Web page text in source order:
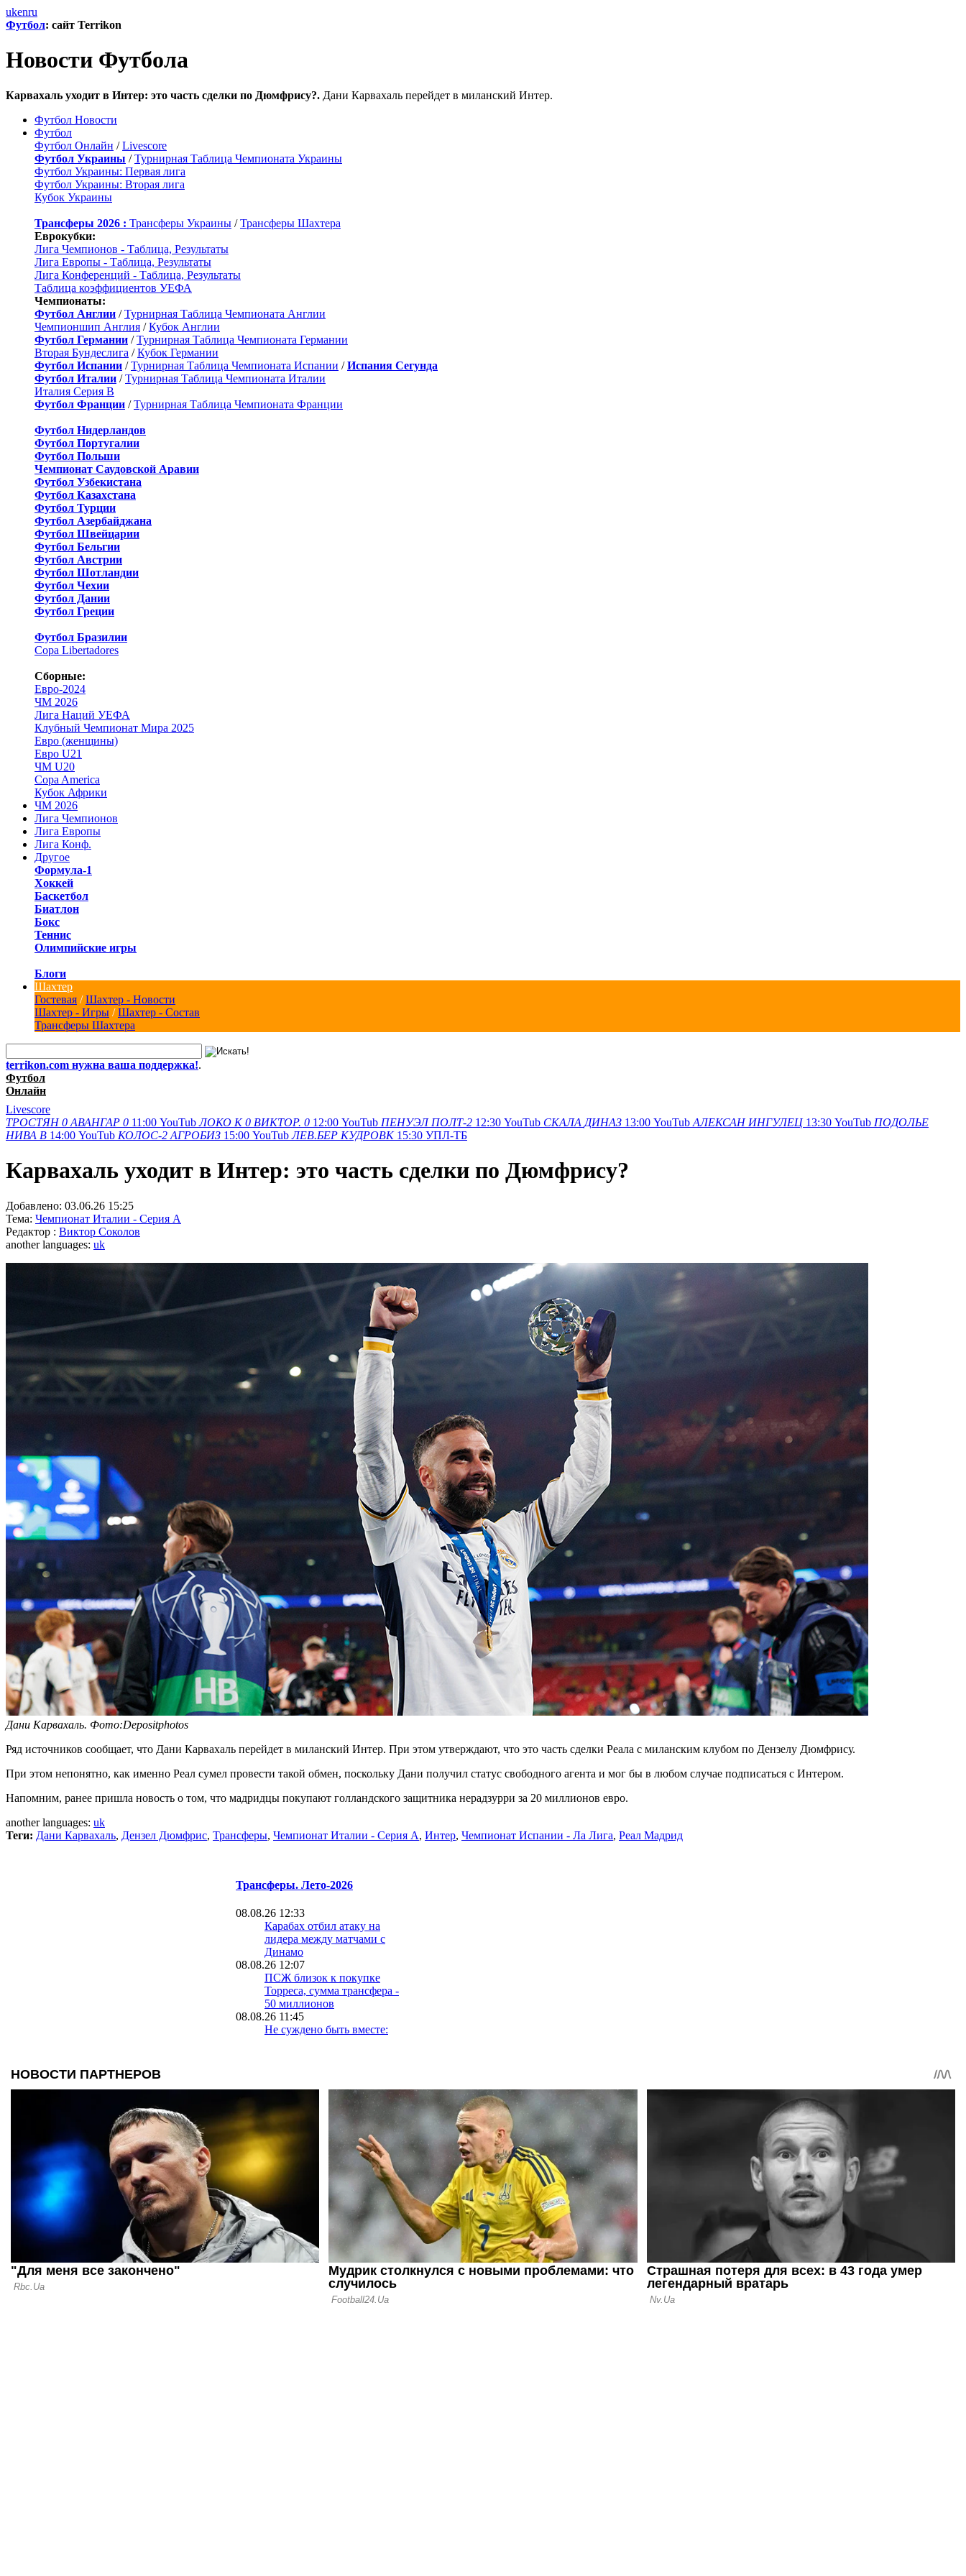
ukenru
Футбол: сайт Terrikon
Новости Футбола
Карвахаль уходит в Интер: это часть сделки по Дюмфрису?. Дани Карвахаль перейдет в миланский Интер.
Футбол Новости
Футбол
Футбол Онлайн /Livescore
Футбол Украины /Турнирная Таблица Чемпионата Украины
Футбол Украины: Первая лига
Футбол Украины: Вторая лига
Кубок Украины
Трансферы 2026 : Трансферы Украины /Трансферы Шахтера
Еврокубки:
Лига Чемпионов - Таблица, Результаты
Лига Европы - Таблица, Результаты
Лига Конференций - Таблица, Результаты
Таблица коэффициентов УЕФА
Чемпионаты:
Футбол Англии /Турнирная Таблица Чемпионата Англии
Чемпионшип Англия /Кубок Англии
Футбол Германии /Турнирная Таблица Чемпионата Германии
Вторая Бундеслига /Кубок Германии
Футбол Испании /Турнирная Таблица Чемпионата Испании /Испания Сегунда
Футбол Италии /Турнирная Таблица Чемпионата Италии
Италия Серия B
Футбол Франции /Турнирная Таблица Чемпионата Франции
Футбол Нидерландов
Футбол Португалии
Футбол Польши
Чемпионат Саудовской Аравии
Футбол Узбекистана
Футбол Казахстана
Футбол Турции
Футбол Азербайджана
Футбол Швейцарии
Футбол Бельгии
Футбол Австрии
Футбол Шотландии
Футбол Чехии
Футбол Дании
Футбол Греции
Футбол Бразилии
Copa Libertadores
Сборные:
Евро-2024
ЧМ 2026
Лига Наций УЕФА
Клубный Чемпионат Мира 2025
Евро (женщины)
Евро U21
ЧМ U20
Copa America
Кубок Африки
ЧМ 2026
Лига Чемпионов
Лига Европы
Лига Конф.
Другое
Формула-1
Хоккей
Баскетбол
Биатлон
Бокс
Теннис
Олимпийские игры
Блоги
Шахтер
Гостевая /Шахтер - Новости
Шахтер - Игры /Шахтер - Состав
Трансферы Шахтера
terrikon.com нужна ваша поддержка!.
Футбол
Онлайн
Livescore
ТРОСТЯН 0 АВАНГАР 0 11:00 YouTub ЛОКО К 0 ВИКТОР. 0 12:00 YouTub ПЕНУЭЛ ПОЛТ-2 12:30 YouTub СКАЛА ДИНАЗ 13:00 YouTub АЛЕКСАН ИНГУЛЕЦ 13:30 YouTub ПОДОЛЬЕ
НИВА В 14:00 YouTub КОЛОС-2 АГРОБИЗ 15:00 YouTub ЛЕВ.БЕР КУДРОВК 15:30 УПЛ-ТБ
Карвахаль уходит в Интер: это часть сделки по Дюмфрису?
Добавлено: 03.06.26 15:25
Тема: Чемпионат Италии - Серия А
Редактор : Виктор Соколов
another languages: uk
Дани Карвахаль. Фото:Depositphotos
Ряд источников сообщает, что Дани Карвахаль перейдет в миланский Интер. При этом утверждают, что это часть сделки Реала с миланским клубом по Дензелу Дюмфрису.
При этом непонятно, как именно Реал сумел провести такой обмен, поскольку Дани получил статус свободного агента и мог бы в любом случае подписаться с Интером.
Напомним, ранее пришла новость о том, что мадридцы покупают голландского защитника нерадзурри за 20 миллионов евро.
another languages: uk
Теги: Дани Карвахаль, Дензел Дюмфрис, Трансферы, Чемпионат Италии - Серия А, Интер, Чемпионат Испании - Ла Лига, Реал Мадрид
Трансферы. Лето-2026
08.08.26 12:33
Карабах отбил атаку на
лидера между матчами с
Динамо
08.08.26 12:07
ПСЖ близок к покупке
Торреса, сумма трансфера -
50 миллионов
08.08.26 11:45
Не суждено быть вместе:
Марселя за 4 миллиона в год
08.08.26 11:14
Аренда Араухо в Ливерпуль:
Все документы подписаны